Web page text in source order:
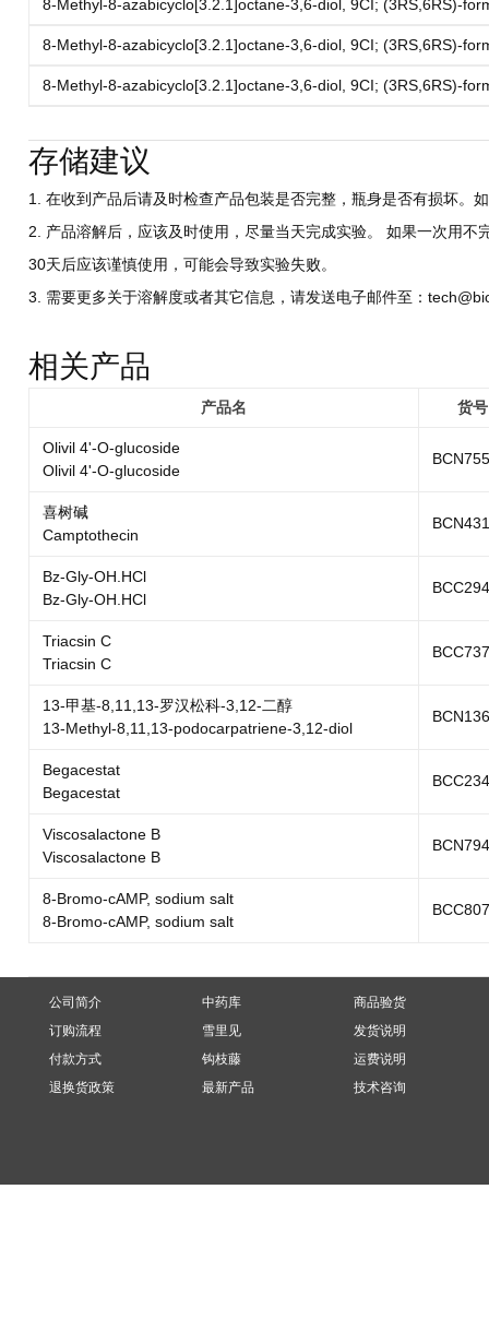
8-Methyl-8-azabicyclo[3.2.1]octane-3,6-diol, 9CI; (3RS,6RS)-
8-Methyl-8-azabicyclo[3.2.1]octane-3,6-diol, 9CI; (3RS,6RS)-
8-Methyl-8-azabicyclo[3.2.1]octane-3,6-diol, 9CI; (3RS,6RS)-
存储建议
1. 在收到产品后请及时检查产品包装是否完整，瓶身是否有损坏。
2. 产品溶解后，应该及时使用，尽量当天完成实验。 如果一次用
30天后应该谨慎使用，可能会导致实验失败。
3. 需要更多关于溶解度或者其它信息，请发送电子邮件至：
相关产品
产品名 货号
Olivil 4'-O-glucoside
Olivil 4'-O-glucoside
喜树碱
Camptothecin
Bz-Gly-OH.HCl
Bz-Gly-OH.HCl
Triacsin C
Triacsin C
13-甲基-8,11,13-罗汉松科-3,12-二醇
13-Methyl-8,11,13-podocarpatriene-3,12-diol
Begacestat
Begacestat
Viscosalactone B
Viscosalactone B
8-Bromo-cAMP, sodium salt
8-Bromo-cAMP, sodium salt
公司简介
订购流程
付款方式
退换货政策
中药库
雪里见
钩枝藤
最新产品
商品验货
发货说明
运费说明
技术咨询